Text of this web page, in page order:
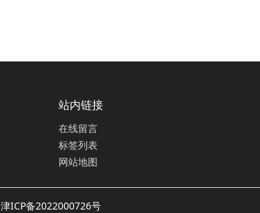
站内链接
在线留言
标签列表
网站地图
津ICP备2022000726号